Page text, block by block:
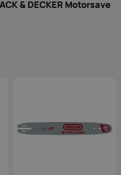
& DECKER Motorsave